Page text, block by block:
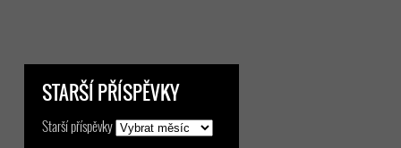
STARŠÍ PŘÍSPĚVKY
Starší příspěvky